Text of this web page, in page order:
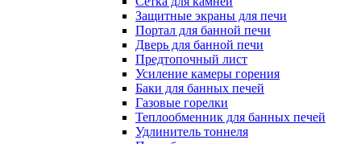
Защитные экраны для печи
Портал для банной печи
Дверь для банной печи
Предтопочный лист
Усиление камеры горения
Баки для банных печей
Газовые горелки
Теплообменник для банных печей
Удлинитель тоннеля